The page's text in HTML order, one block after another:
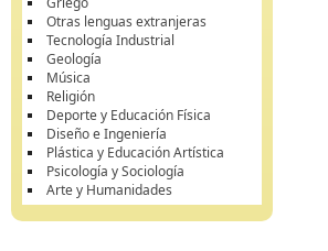
Otras lenguas extranjeras
Tecnología Industrial
Geología
Música
Religión
Deporte y Educación Física
Diseño e Ingeniería
Plástica y Educación Artística
Psicología y Sociología
Arte y Humanidades